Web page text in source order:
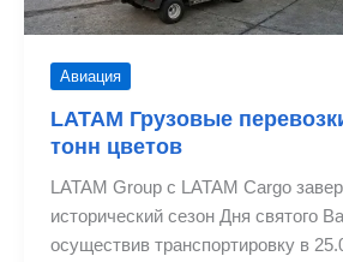
Авиация
LATAM Грузовые
тонн цветов
LATAM Group с LATAM Cargo
исторический сезон Дня святого
осуществив транспортировку в